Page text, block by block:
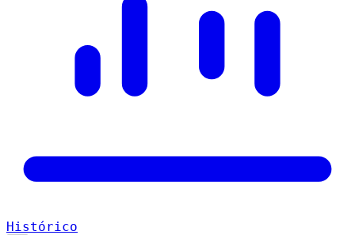
Histórico